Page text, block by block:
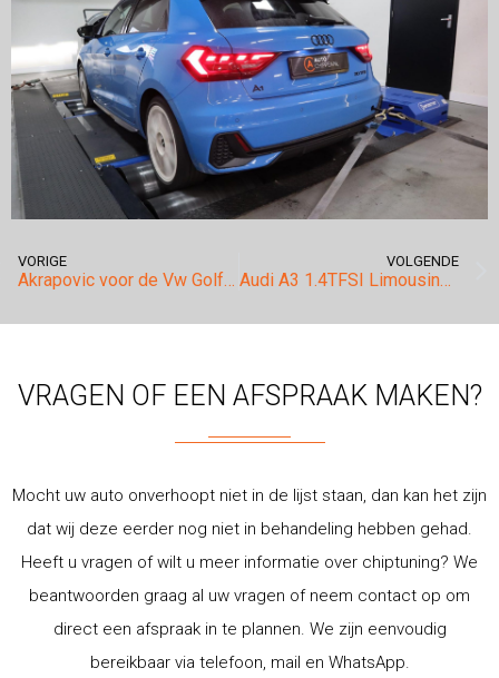
VORIGE
Akrapovic voor de Vw Golf 7 R 400+pk!
VOLGENDE
Audi A3 1.4TFSI Limousine stage 1.
VRAGEN OF EEN AFSPRAAK MAKEN?
Mocht uw auto onverhoopt niet in de lijst staan, dan kan het zijn
dat wij deze eerder nog niet in behandeling hebben gehad.
Heeft u vragen of wilt u meer informatie over chiptuning? We
beantwoorden graag al uw vragen of neem contact op om
direct een afspraak in te plannen. We zijn eenvoudig
bereikbaar via telefoon, mail en WhatsApp.